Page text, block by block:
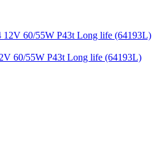
60/55W P43t Long life (64193L)